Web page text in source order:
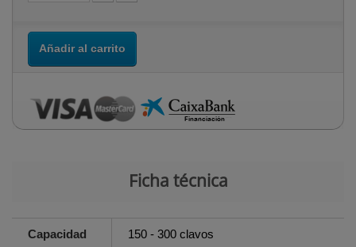
Añadir al carrito
Ficha técnica
Capacidad 150 - 300 clavos